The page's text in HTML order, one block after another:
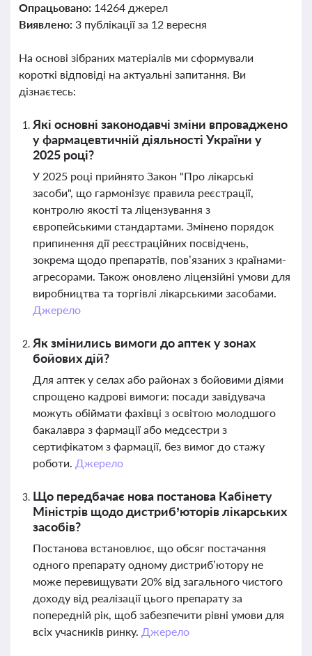
Опрацьовано: 14264 джерел
Виявлено: 3 публікації за 12 вересня
На основі зібраних матеріалів ми сформували
короткі відповіді на актуальні запитання. Ви
дізнаєтесь:
Які основні законодавчі зміни впроваджено
у фармацевтичній діяльності України у
2025 році?
У 2025 році прийнято Закон "Про лікарські
засоби", що гармонізує правила реєстрації,
контролю якості та ліцензування з
європейськими стандартами. Змінено порядок
припинення дії реєстраційних посвідчень,
зокрема щодо препаратів, пов’язаних з країнами-
агресорами. Також оновлено ліцензійні умови для
виробництва та торгівлі лікарськими засобами.
Джерело
Як змінились вимоги до аптек у зонах
бойових дій?
Для аптек у селах або районах з бойовими діями
спрощено кадрові вимоги: посади завідувача
можуть обіймати фахівці з освітою молодшого
бакалавра з фармації або медсестри з
сертифікатом з фармації, без вимог до стажу
роботи. Джерело
Що передбачає нова постанова Кабінету
Міністрів щодо дистриб’юторів лікарських
засобів?
Постанова встановлює, що обсяг постачання
одного препарату одному дистриб’ютору не
може перевищувати 20% від загального чистого
доходу від реалізації цього препарату за
попередній рік, щоб забезпечити рівні умови для
всіх учасників ринку. Джерело